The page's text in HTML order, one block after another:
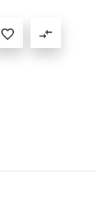
 compare_arrows